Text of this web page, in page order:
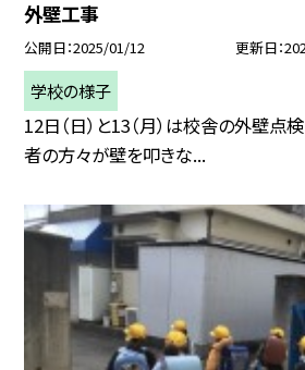
外壁工事
公開日 2025/01/12 更新日
学校の様子
12日（日）と13（月）は校舎の外壁点
者の方々が壁を叩きな...